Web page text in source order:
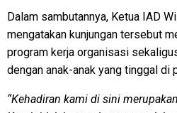
Dalam sambutannya, Ketua IAD
mengatakan kunjungan tersebut
program kerja organisasi
dengan anak-anak yang tinggal di
“Kehadiran kami di sini